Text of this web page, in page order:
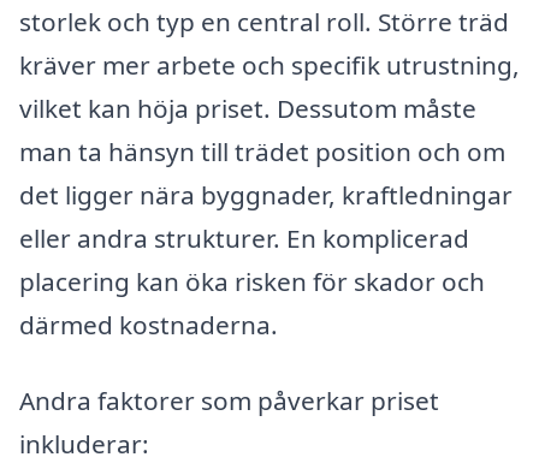
storlek och typ en central roll. Större träd
kräver mer arbete och specifik utrustning,
vilket kan höja priset. Dessutom måste
man ta hänsyn till trädet position och om
det ligger nära byggnader, kraftledningar
eller andra strukturer. En komplicerad
placering kan öka risken för skador och
därmed kostnaderna.
Andra faktorer som påverkar priset
inkluderar: